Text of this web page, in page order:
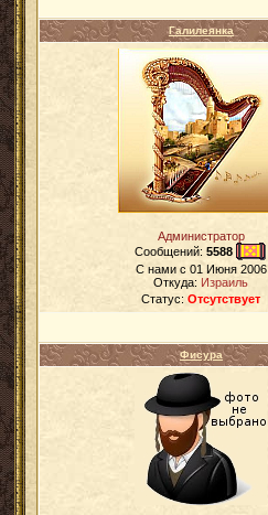
Галилеянка
Администратор
Сообщений:5588
C нами с 01 Июня 2006
Откуда: Израиль
Статус:Отсутствует
Фисура